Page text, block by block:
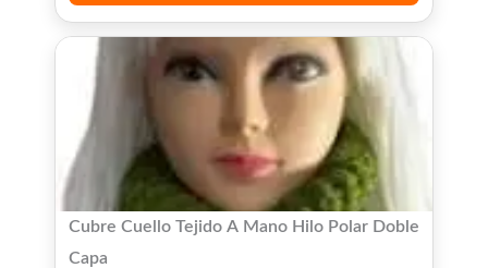
Cubre Cuello Tejido A Mano Hilo Polar Doble
Capa